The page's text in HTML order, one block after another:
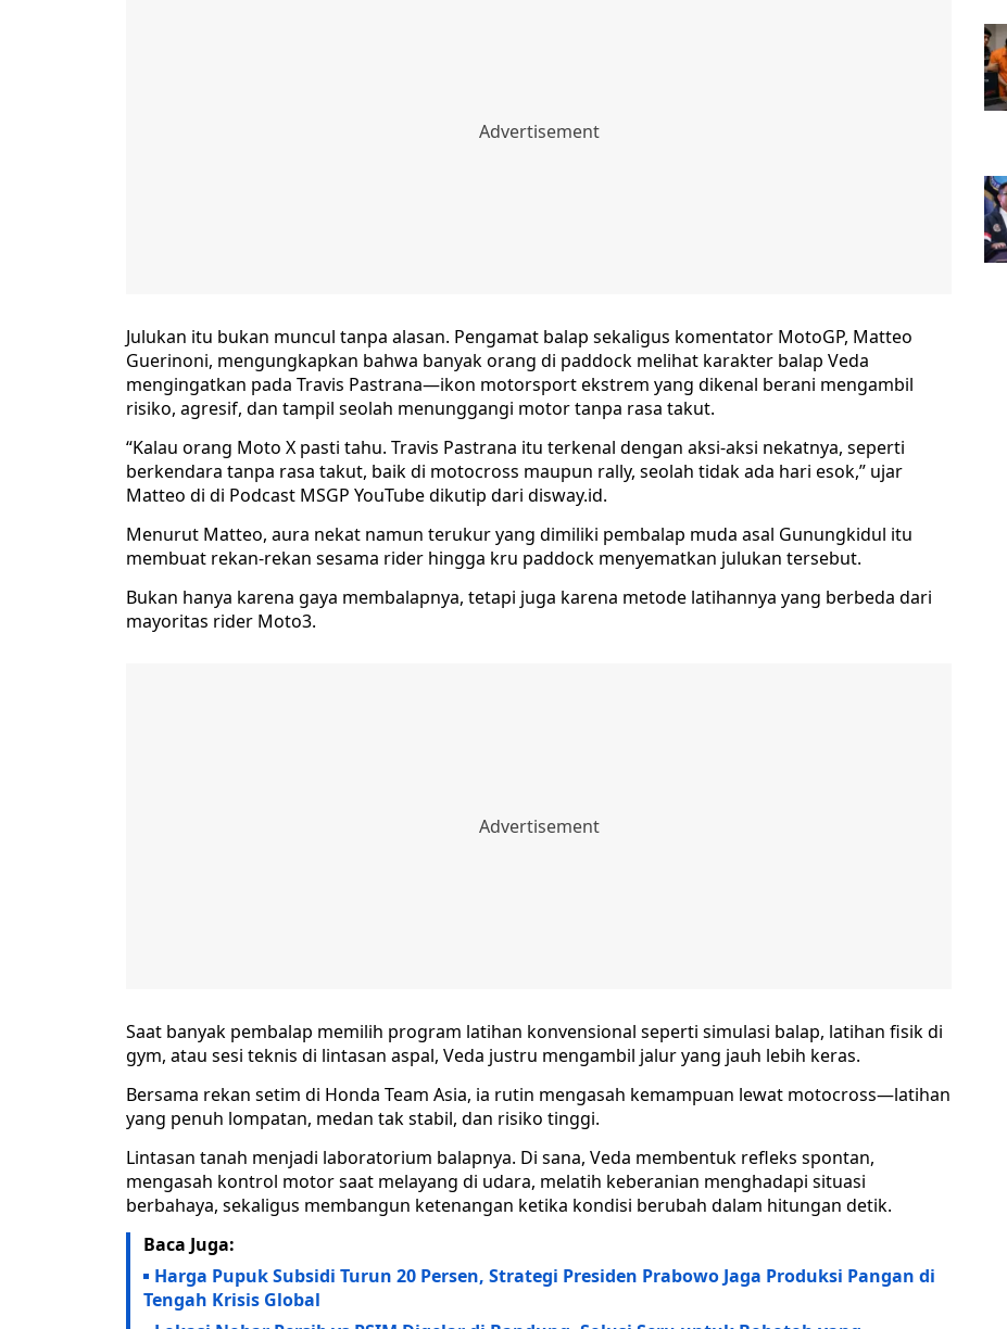
Julukan itu bukan muncul tanpa alasan. Pengamat balap sekaligus komentator MotoGP, Matteo
Guerinoni, mengungkapkan bahwa banyak orang di paddock melihat karakter balap Veda
mengingatkan pada Travis Pastrana—ikon motorsport ekstrem yang dikenal berani mengambil
risiko, agresif, dan tampil seolah menunggangi motor tanpa rasa takut.
“Kalau orang Moto X pasti tahu. Travis Pastrana itu terkenal dengan aksi-aksi nekatnya, seperti
berkendara tanpa rasa takut, baik di motocross maupun rally, seolah tidak ada hari esok,” ujar
Matteo di di Podcast MSGP YouTube dikutip dari disway.id.
Menurut Matteo, aura nekat namun terukur yang dimiliki pembalap muda asal Gunungkidul itu
membuat rekan-rekan sesama rider hingga kru paddock menyematkan julukan tersebut.
Bukan hanya karena gaya membalapnya, tetapi juga karena metode latihannya yang berbeda dari
mayoritas rider Moto3.
Saat banyak pembalap memilih program latihan konvensional seperti simulasi balap, latihan fisik di
gym, atau sesi teknis di lintasan aspal, Veda justru mengambil jalur yang jauh lebih keras.
Bersama rekan setim di Honda Team Asia, ia rutin mengasah kemampuan lewat motocross—latihan
yang penuh lompatan, medan tak stabil, dan risiko tinggi.
Lintasan tanah menjadi laboratorium balapnya. Di sana, Veda membentuk refleks spontan,
mengasah kontrol motor saat melayang di udara, melatih keberanian menghadapi situasi
berbahaya, sekaligus membangun ketenangan ketika kondisi berubah dalam hitungan detik.
Baca Juga:
Harga Pupuk Subsidi Turun 20 Persen, Strategi Presiden Prabowo Jaga Produksi Pangan di
Tengah Krisis Global